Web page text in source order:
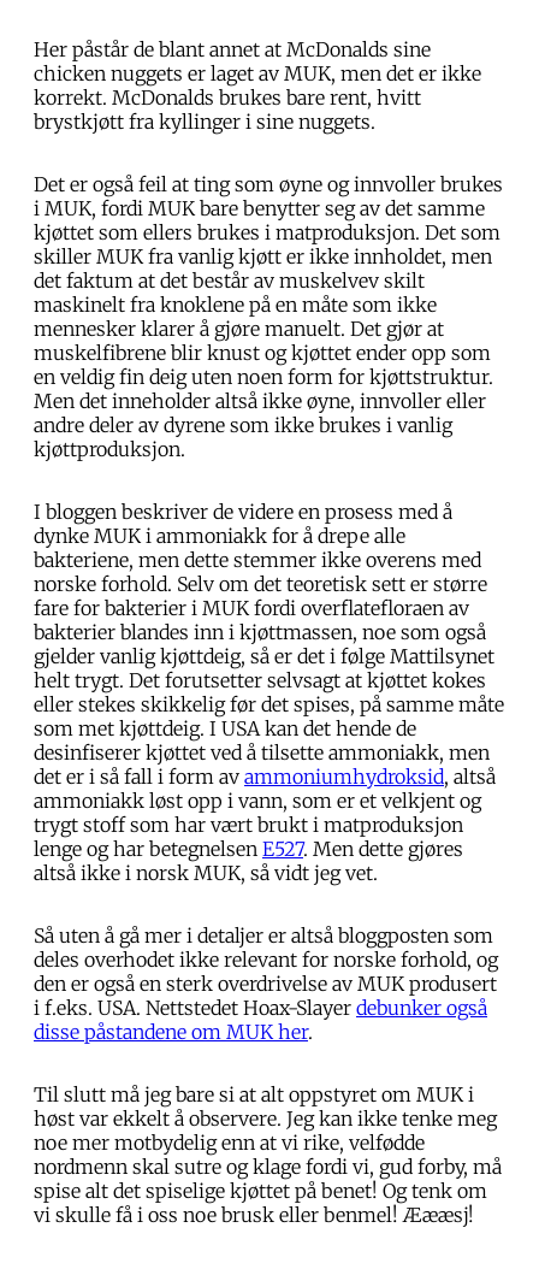
Her påstår de blant annet at McDonalds sine
chicken nuggets er laget av MUK, men det er ikke
korrekt. McDonalds brukes bare rent, hvitt
brystkjøtt fra kyllinger i sine nuggets.
Det er også feil at ting som øyne og innvoller brukes
i MUK, fordi MUK bare benytter seg av det samme
kjøttet som ellers brukes i matproduksjon. Det som
skiller MUK fra vanlig kjøtt er ikke innholdet, men
det faktum at det består av muskelvev skilt
maskinelt fra knoklene på en måte som ikke
mennesker klarer å gjøre manuelt. Det gjør at
muskelfibrene blir knust og kjøttet ender opp som
en veldig fin deig uten noen form for kjøttstruktur.
Men det inneholder altså ikke øyne, innvoller eller
andre deler av dyrene som ikke brukes i vanlig
kjøttproduksjon.
I bloggen beskriver de videre en prosess med å
dynke MUK i ammoniakk for å drepe alle
bakteriene, men dette stemmer ikke overens med
norske forhold. Selv om det teoretisk sett er større
fare for bakterier i MUK fordi overflatefloraen av
bakterier blandes inn i kjøttmassen, noe som også
gjelder vanlig kjøttdeig, så er det i følge Mattilsynet
helt trygt. Det forutsetter selvsagt at kjøttet kokes
eller stekes skikkelig før det spises, på samme måte
som met kjøttdeig. I USA kan det hende de
desinfiserer kjøttet ved å tilsette ammoniakk, men
det er i så fall i form av ammoniumhydroksid, altså
ammoniakk løst opp i vann, som er et velkjent og
trygt stoff som har vært brukt i matproduksjon
lenge og har betegnelsen E527. Men dette gjøres
altså ikke i norsk MUK, så vidt jeg vet.
Så uten å gå mer i detaljer er altså bloggposten som
deles overhodet ikke relevant for norske forhold, og
den er også en sterk overdrivelse av MUK produsert
i f.eks. USA. Nettstedet Hoax-Slayer debunker også
disse påstandene om MUK her.
Til slutt må jeg bare si at alt oppstyret om MUK i
høst var ekkelt å observere. Jeg kan ikke tenke meg
noe mer motbydelig enn at vi rike, velfødde
nordmenn skal sutre og klage fordi vi, gud forby, må
spise alt det spiselige kjøttet på benet! Og tenk om
vi skulle få i oss noe brusk eller benmel! Æææsj!